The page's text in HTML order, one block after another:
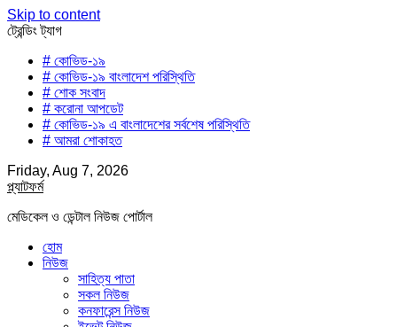
Skip to content
ট্রেন্ডিং ট্যাগ
# কোভিড-১৯
# কোভিড-১৯ বাংলাদেশ পরিস্থিতি
# শোক সংবাদ
# করোনা আপডেট
# কোভিড-১৯ এ বাংলাদেশের সর্বশেষ পরিস্থিতি
# আমরা শোকাহত
Friday, Aug 7, 2026
প্ল্যাটফর্ম
মেডিকেল ও ডেন্টাল নিউজ পোর্টাল
হোম
নিউজ
সাহিত্য পাতা
সকল নিউজ
কনফারেন্স নিউজ